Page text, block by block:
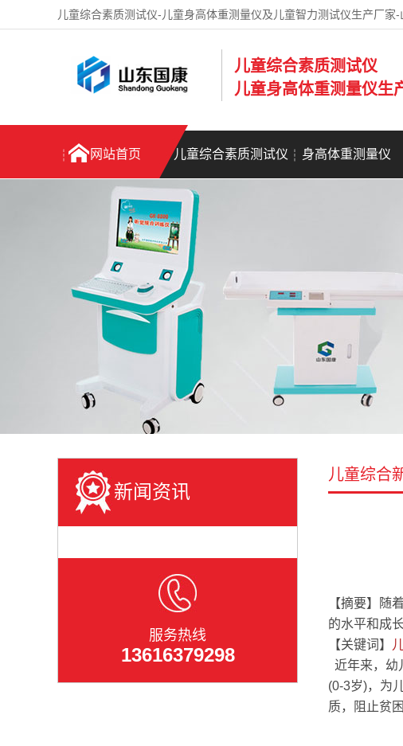
儿童综合素质测试仪-儿童身高体重测量仪及儿童智力测试仪生产厂家-
儿童综合素质测试仪
儿童身高体重测量仪生
网站首页 儿童综合素质测试仪 身高体重测量仪
新闻资讯
服务热线
13616379298
儿童综合
【摘要】随
的水平和成
【关键词】
近年来，幼
(0-3岁)，为
质，阻止贫